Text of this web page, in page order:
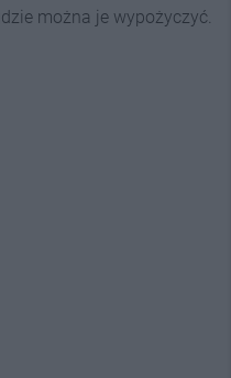
można je wypożyczyć.